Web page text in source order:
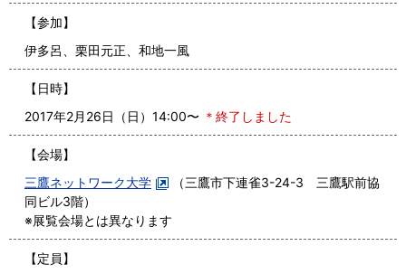
【参加】
伊多呂、栗田元正、和地一風
【日時】
2017年2月26日（日）14:00〜 ＊終了しました
【会場】
三鷹ネットワーク大学
（三鷹市下連雀3-24-3 三鷹駅前協
同ビル3階）
※展覧会場とは異なります
【定員】